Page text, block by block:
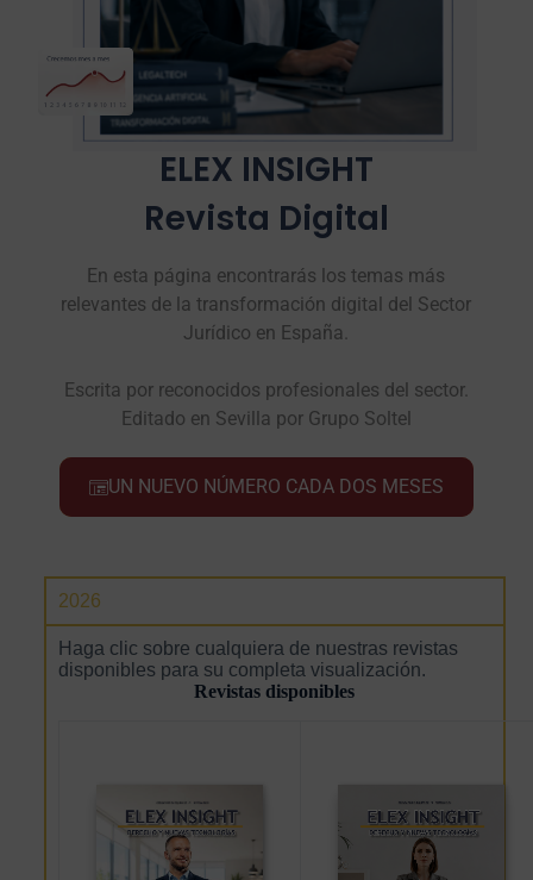
ELEX INSIGHT
Revista Digital
En esta página encontrarás los temas más
relevantes de la transformación digital del Sector
Jurídico en España.
Escrita por reconocidos profesionales del sector.
Editado en Sevilla por Grupo Soltel
UN NUEVO NÚMERO CADA DOS MESES
2026
Haga clic sobre cualquiera de nuestras revistas
disponibles para su completa visualización.
Revistas disponibles